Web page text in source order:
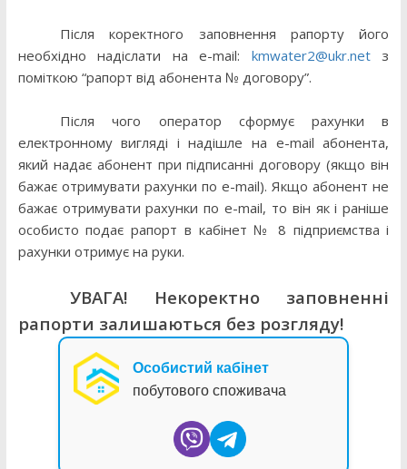
Після коректного заповнення рапорту його
необхідно надіслати наe-mail: kmwater2@ukr.net
з
поміткою “рапорт від абонента № договору”.
Після чого оператор сформує рахунки в
електронному вигляді і надішле на e-mailабонента,
який надає абонент при підписанні договору (якщо він
бажає отримувати рахунки поe-mail). Якщо абонент не
бажає отримувати рахунки поe-mail, то він як і раніше
особисто подає рапорт в кабінет № 8 підприємства і
рахунки отримує на руки.
УВАГА! Некоректно заповненні
рапорти залишаються без розгляду!
Особистий кабінет
побутового споживача